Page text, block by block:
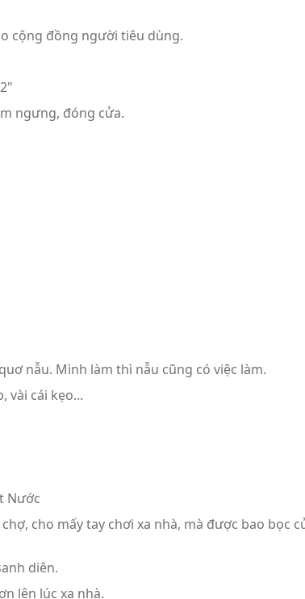
cộng đồng người tiêu dùng.
ngưng, đóng cửa.
nẫu. Mình làm thì nẫu cũng có việc làm.
vài cái kẹo...
Nước
cho mấy tay chơi xa nhà, mà được bao bọc
diên.
lên lúc xa nhà.